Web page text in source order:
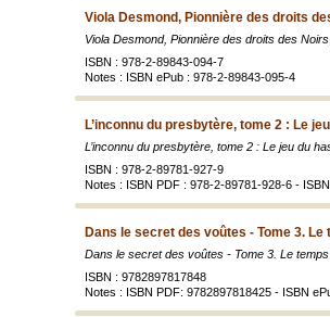
Viola Desmond, Pionnière des droits
Viola Desmond, Pionnière des droits des Noirs
ISBN : 978-2-89843-094-7
Notes : ISBN ePub : 978-2-89843-095-4
L’inconnu du presbytère, tome 2 : Le
L’inconnu du presbytère, tome 2 : Le jeu du
ISBN : 978-2-89781-927-9
Notes : ISBN PDF : 978-2-89781-928-6 -
Dans le secret des voûtes - Tome 3.
Dans le secret des voûtes - Tome 3. Le
ISBN : 9782897817848
Notes : ISBN PDF: 9782897818425 - ISBN